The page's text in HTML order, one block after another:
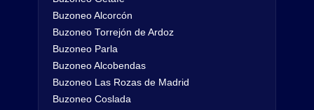
Buzoneo Alcorcón
Buzoneo Torrejón de Ardoz
Buzoneo Parla
Buzoneo Alcobendas
Buzoneo Las Rozas de Madrid
Buzoneo Coslada